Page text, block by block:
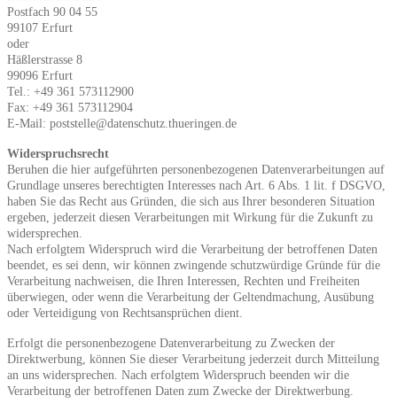
Postfach 90 04 55
99107 Erfurt
oder
Häßlerstrasse 8
99096 Erfurt
Tel.: +49 361 573112900
Fax: +49 361 573112904
E-Mail: poststelle@datenschutz.thueringen.de
Widerspruchsrecht
Beruhen die hier aufgeführten personenbezogenen Datenverarbeitungen auf
Grundlage unseres berechtigten Interesses nach Art. 6 Abs. 1 lit. f DSGVO,
haben Sie das Recht aus Gründen, die sich aus Ihrer besonderen Situation
ergeben, jederzeit diesen Verarbeitungen mit Wirkung für die Zukunft zu
widersprechen.
Nach erfolgtem Widerspruch wird die Verarbeitung der betroffenen Daten
beendet, es sei denn, wir können zwingende schutzwürdige Gründe für die
Verarbeitung nachweisen, die Ihren Interessen, Rechten und Freiheiten
überwiegen, oder wenn die Verarbeitung der Geltendmachung, Ausübung
oder Verteidigung von Rechtsansprüchen dient.
Erfolgt die personenbezogene Datenverarbeitung zu Zwecken der
Direktwerbung, können Sie dieser Verarbeitung jederzeit durch Mitteilung
an uns widersprechen. Nach erfolgtem Widerspruch beenden wir die
Verarbeitung der betroffenen Daten zum Zwecke der Direktwerbung.